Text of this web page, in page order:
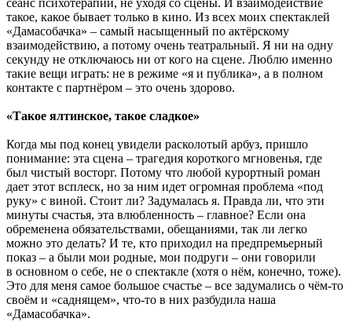
сеанс психотерапии, не уходя со сцены. И взаимодействие
такое, какое бывает только в кино. Из всех моих спектаклей
«Дамасобачка» – самый насыщенный по актёрскому
взаимодействию, а потому очень театральный. Я ни на одну
секунду не отключаюсь ни от кого на сцене. Люблю именно
такие вещи играть: не в режиме «я и публика», а в полном
контакте с партнёром – это очень здорово.
«Такое ялтинское, такое сладкое»
Когда мы под конец увидели расколотый арбуз, пришло
понимание: эта сцена – трагедия короткого мгновенья, где
был чистый восторг. Потому что любой курортный роман
дает этот всплеск, но за ним идет огромная проблема «под
руку» с виной. Стоит ли? Задумалась я. Правда ли, что эти
минуты счастья, эта влюбленность – главное? Если она
обременена обязательствами, обещаниями, так ли легко
можно это делать? И те, кто приходил на предпремьерный
показ – а были мои родные, мои подруги – они говорили
в основном о себе, не о спектакле (хотя о нём, конечно, тоже).
Это для меня самое большое счастье – все задумались о чём-то
своём и «саднящем», что-то в них разбудила наша
«Дамасобачка».